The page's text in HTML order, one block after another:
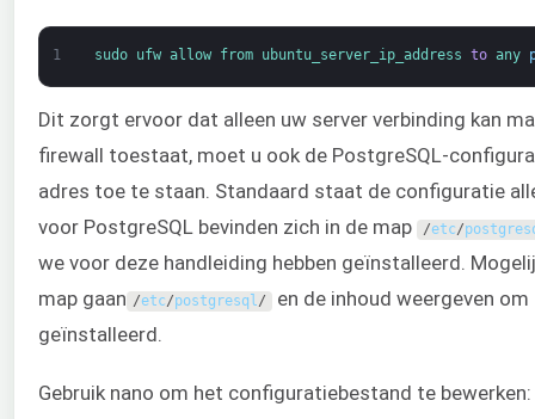
1 sudo ufw allow from ubuntu_server_ip_address to any
Dit zorgt ervoor dat alleen uw server verbinding kan
firewall toestaat, moet u ook de PostgreSQL-
adres toe te staan. Standaard staat de configuratie
voor PostgreSQL bevinden zich in de map
/etc/
we voor deze handleiding hebben geïnstalleerd.
map gaan /etc/postgresql/ en de inhoud weergeven
geïnstalleerd.
Gebruik nano om het configuratiebestand te bewerken: